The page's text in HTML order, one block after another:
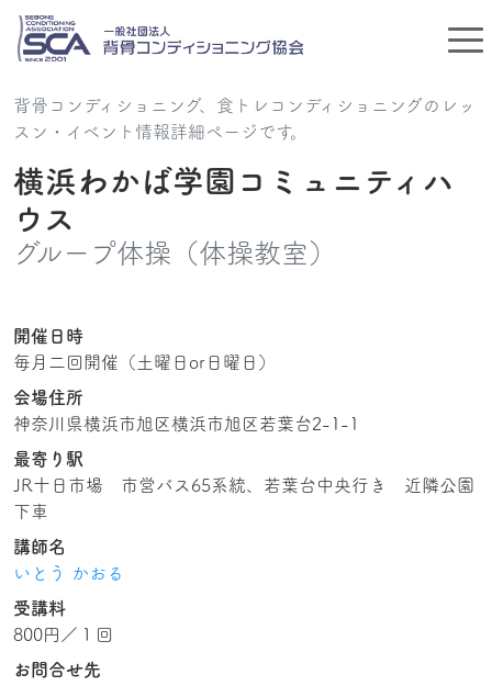
背骨コンディショニング、食トレコンディショニングのレッ
スン・イベント情報詳細ページです。
横浜わかば学園コミュニティハ
ウス
グループ体操（体操教室）
開催日時
毎月二回開催（土曜日or日曜日）
会場住所
神奈川県横浜市旭区横浜市旭区若葉台2-1-1
最寄り駅
JR十日市場 市営バス65系統、若葉台中央行き 近隣公園
下車
講師名
いとう かおる
受講料
800円／１回
お問合せ先